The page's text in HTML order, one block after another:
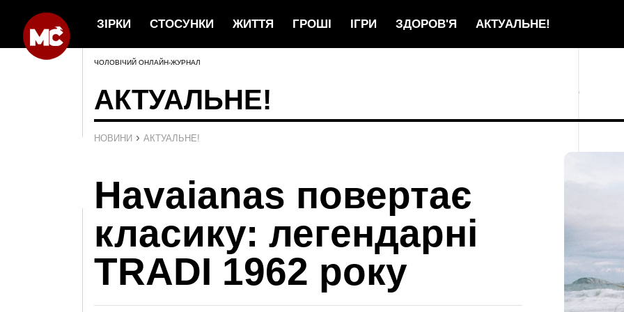
ЗІРКИ СТОСУНКИ ЖИТТЯ ГРОШІ ІГРИ ЗДОРОВ'Я АКТУАЛЬНЕ!
ЧОЛОВІЧИЙ ОНЛАЙН-ЖУРНАЛ
АКТУАЛЬНЕ!
НОВИНИ › АКТУАЛЬНЕ!
Havaianas повертає
класику: легендарні
TRADI 1962 року